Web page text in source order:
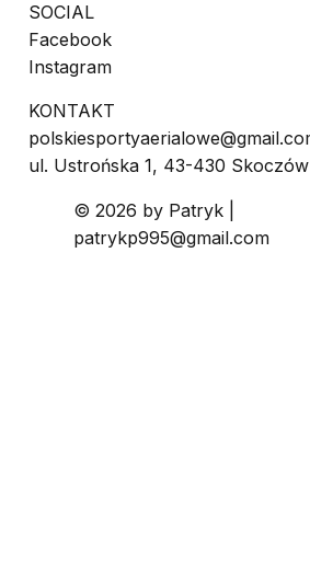
SOCIAL
Facebook
Instagram
KONTAKT
ul. Ustrońska 1, 43-430 Skoczów
© 2026 by Patryk |
patrykp995@gmail.com